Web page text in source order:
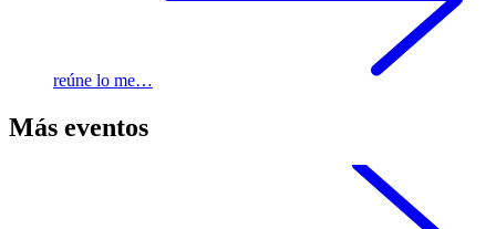
reúne lo me…
Más eventos